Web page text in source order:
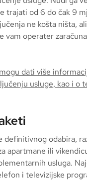
trajati od 6 do čak 9
ne košta ništa,
vam operater
dati više
usluge, kao i o
definitivnog odabira,
apartmane ili
usluga.
i televizijske